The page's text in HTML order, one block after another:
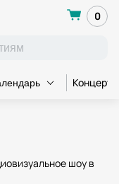
0
Концерт
шоу в